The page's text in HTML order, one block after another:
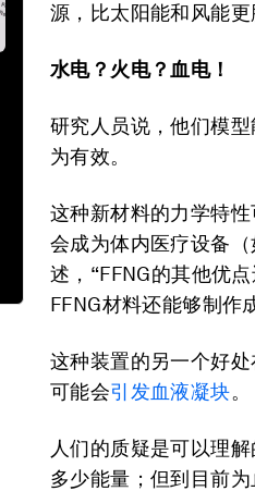
源，比太阳能和风能更
水电？火电？血电！
研究人员说，他们模
为有效。
这种新材料的力学特
会成为体内医疗设备
述，“FFNG的其他优
FFNG材料还能够制作
这种装置的另一个好
可能会引发血液凝块。
人们的质疑是可以理
多少能量；但到目前